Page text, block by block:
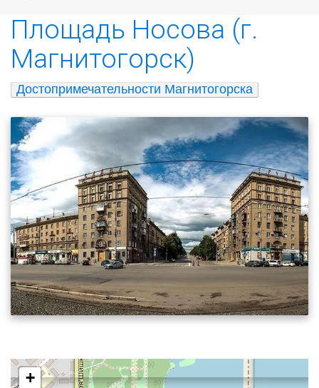
Площадь Носова (г.
Магнитогорск)
Достопримечательности Магнитогорска
+